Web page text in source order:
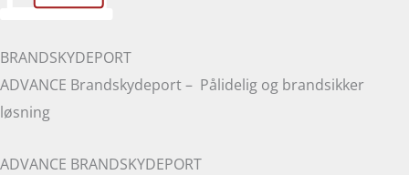
BRANDSKYDEPORT
ADVANCE Brandskydeport – Pålidelig og brandsikker
løsning
ADVANCE BRANDSKYDEPORT